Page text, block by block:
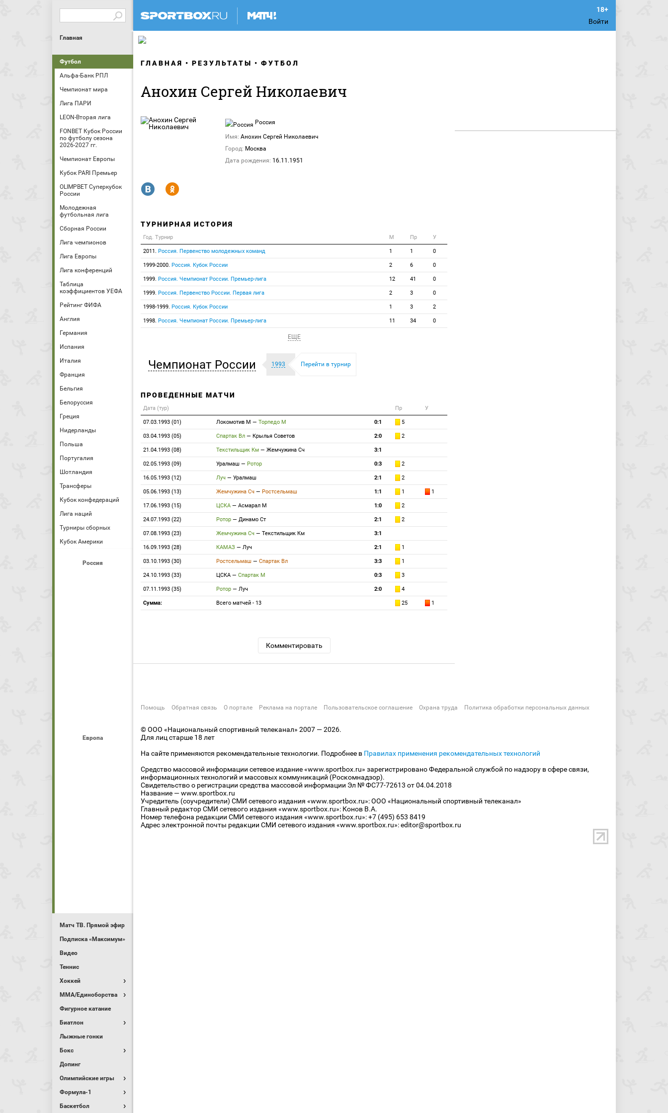
Войти
Главная
Футбол
Альфа-Банк РПЛ
Чемпионат мира
Лига ПАРИ
LEON-Вторая лига
FONBET Кубок России
по футболу сезона
2026-2027 гг.
Чемпионат Европы
Кубок PARI Премьер
OLIMPBET Суперкубок
России
Молодежная
футбольная лига
Сборная России
Лига чемпионов
Лига Европы
Лига конференций
Таблица
коэффициентов УЕФА
Рейтинг ФИФА
Англия
Германия
Испания
Италия
Франция
Бельгия
Белоруссия
Греция
Нидерланды
Польша
Португалия
Шотландия
Трансферы
Кубок конфедераций
Лига наций
Турниры сборных
Кубок Америки
Россия
Европа
Матч ТВ. Прямой эфир
Подписка «Максимум»
Видео
Теннис
Хоккей
MMA/Единоборства
Фигурное катание
Биатлон
Лыжные гонки
Бокс
Допинг
Олимпийские игры
Формула-1
Баскетбол
ГЛАВНАЯ РЕЗУЛЬТАТЫ ФУТБОЛ
Анохин Сергей Николаевич
Россия
Имя: Анохин Сергей Николаевич
Город: Москва
Дата рождения: 16.11.1951
R Y
ТУРНИРНАЯ ИСТОРИЯ
Год. Турнир М Пр У
2011. Россия. Первенство молодежных команд 1 1 0
1999-2000. Россия. Кубок России 2 6 0
1999. Россия. Чемпионат России. Премьер-лига 12 41 0
1999. Россия. Первенство России. Первая лига 2 3 0
1998-1999. Россия. Кубок России 1 3 2
1998. Россия. Чемпионат России. Премьер-лига 11 34 0
ЕЩЕ
Чемпионат России 1993 Перейти в турнир
ПРОВЕДЕННЫЕ МАТЧИ
Дата (тур) Пр У
07.03.1993 (01) Локомотив М — Торпедо М 0:1 5
03.04.1993 (05) Спартак Вл — Крылья Советов 2:0 2
21.04.1993 (08) Текстильщик Км — Жемчужина Сч 3:1
02.05.1993 (09) Уралмаш — Ротор 0:3 2
16.05.1993 (12) Луч — Уралмаш 2:1 2
05.06.1993 (13) Жемчужина Сч — Ростсельмаш 1:1 1 1
17.06.1993 (15) ЦСКА — Асмарал М 1:0 2
24.07.1993 (22) Ротор — Динамо Ст 2:1 2
07.08.1993 (23) Жемчужина Сч — Текстильщик Км 3:1
16.09.1993 (28) КАМАЗ — Луч 2:1 1
03.10.1993 (30) Ростсельмаш — Спартак Вл 3:3 1
24.10.1993 (33) ЦСКА — Спартак М 0:3 3
07.11.1993 (35) Ротор — Луч 2:0 4
Сумма: Всего матчей - 13 25 1
Комментировать
Помощь Обратная связь О портале Реклама на портале Пользовательское соглашение Охрана труда Политика обработки персональных данных
© ООО «Национальный спортивный телеканал» 2007 — 2026.
Для лиц старше 18 лет
На сайте применяются рекомендательные технологии. Подробнее в Правилах применения рекомендательных технологий
Средство массовой информации сетевое издание «www.sportbox.ru» зарегистрировано Федеральной службой по надзору в сфере связи,
информационных технологий и массовых коммуникаций (Роскомнадзор).
Свидетельство о регистрации средства массовой информации Эл № ФС77-72613 от 04.04.2018
Название — www.sportbox.ru
Учредитель (соучредители) СМИ сетевого издания «www.sportbox.ru»: ООО «Национальный спортивный телеканал»
Главный редактор СМИ сетевого издания «www.sportbox.ru»: Конов В.А.
Номер телефона редакции СМИ сетевого издания «www.sportbox.ru»: +7 (495) 653 8419
Адрес электронной почты редакции СМИ сетевого издания «www.sportbox.ru»: editor@sportbox.ru